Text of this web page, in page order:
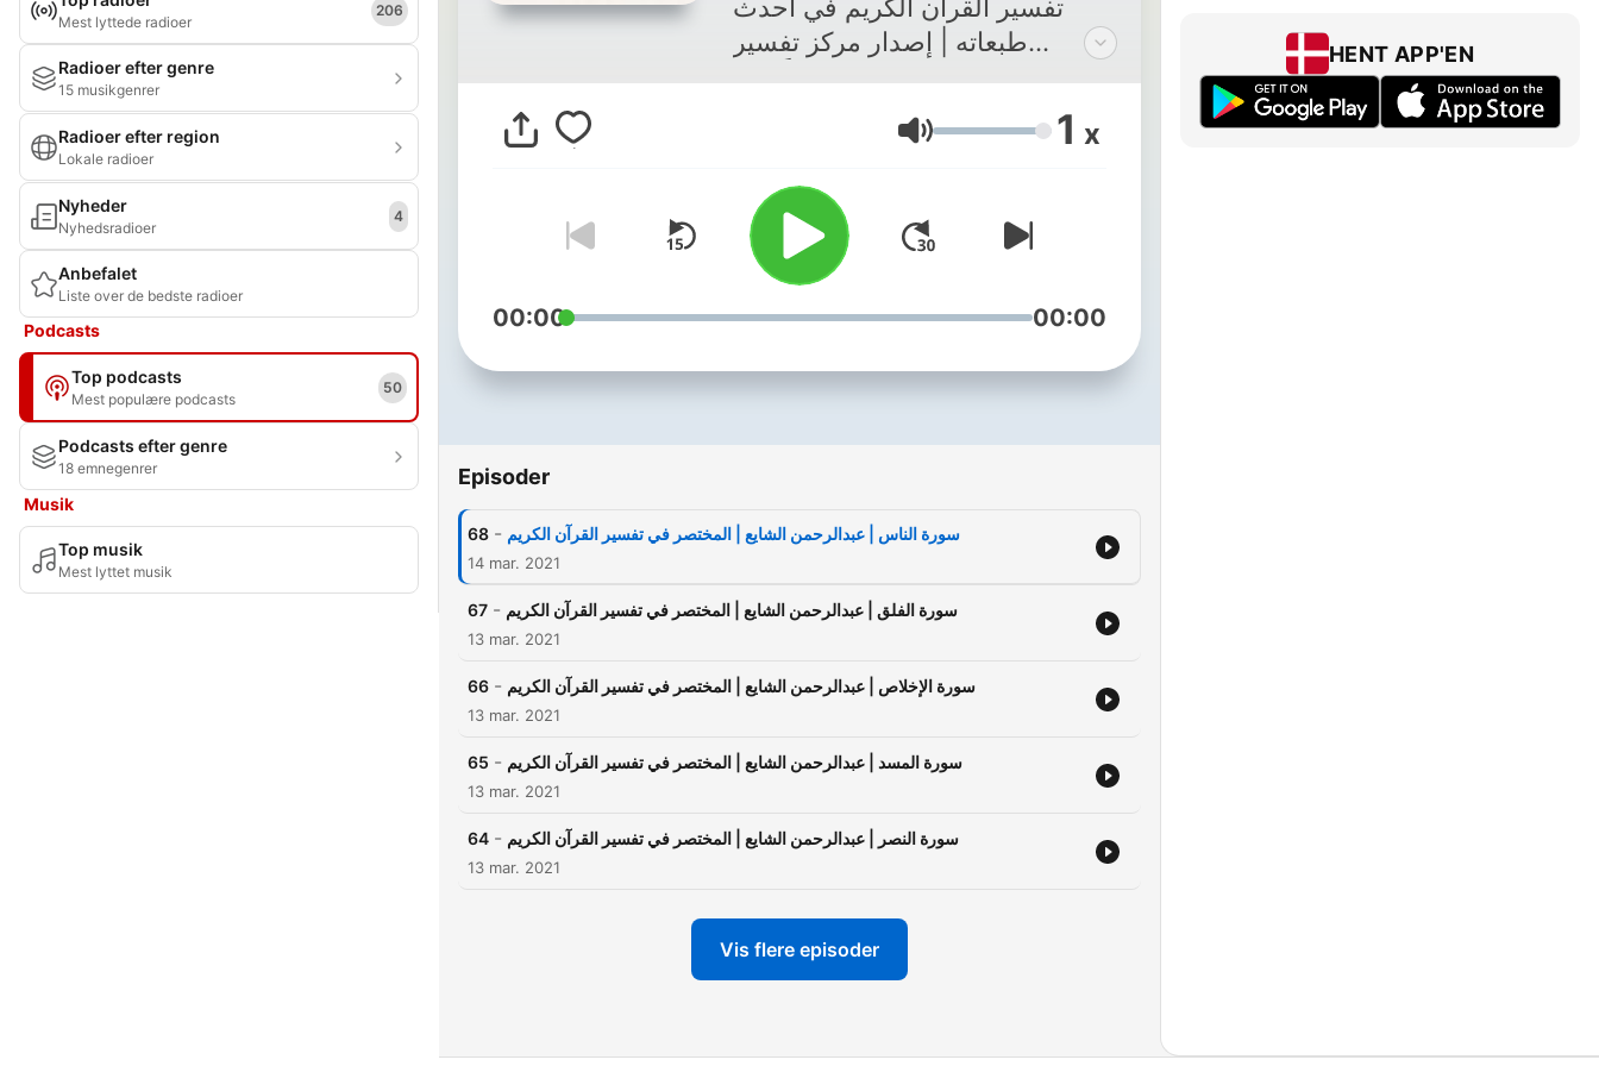
Mest lyttede radioer
206
Radioer efter genre
15 musikgenrer
Radioer efter region
Lokale radioer
Nyheder
Nyhedsradioer
4
Anbefalet
Liste over de bedste radioer
Podcasts
Top podcasts
Mest populære podcasts
50
Podcasts efter genre
18 emnegenrer
Musik
Top musik
Mest lyttet musik
تفسير القرآن الكريم في أحدث
طبعاته | إصدار مركز تفسير
للدراسات القرآنية ليكون عوناً لكل
الراغبين في استماع الكتاب، ورافداً
لقراءته ودراسته في المعاهد
والمدارس :تلاوة الآيات برواية حفص
عن عاصم، بصوت المقرئ الشيخ
صابر عبدالحكم :قراءة صوتية
لتفسير جميع السور بصوت الأستاذ
عبدالرحمن الشايع تم تسجيل كتاب
الملاحي جزاهم الله خيراً كما تم
جزاهم الله خيراً جميع الحقوق
للدراسات القرآنية للتواصل:
info@tafsir.net
Lydstyrke 1 x
00:00 00:00
Episoder
68 - سورة الناس | عبدالرحمن الشايع | المختصر في تفسير القرآن الكريم
14 mar. 2021
67 - سورة الفلق | عبدالرحمن الشايع | المختصر في تفسير القرآن الكريم
13 mar. 2021
66 - سورة الإخلاص | عبدالرحمن الشايع | المختصر في تفسير القرآن الكريم
13 mar. 2021
65 - سورة المسد | عبدالرحمن الشايع | المختصر في تفسير القرآن الكريم
13 mar. 2021
64 - سورة النصر | عبدالرحمن الشايع | المختصر في تفسير القرآن الكريم
13 mar. 2021
Vis flere episoder
HENT APP'EN